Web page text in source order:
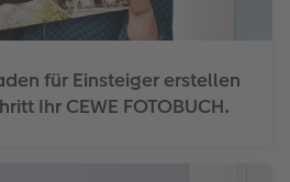
für Einsteiger erstellen
Ihr CEWE FOTOBUCH.